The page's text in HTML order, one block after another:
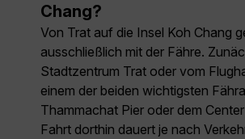
Chang?
Von Trat auf die Insel Koh Chang
ausschließlich mit der Fähre.
Stadtzentrum Trat oder vom
einem der beiden wichtigsten
Thammachat Pier oder dem
Fahrt dorthin dauert je nach